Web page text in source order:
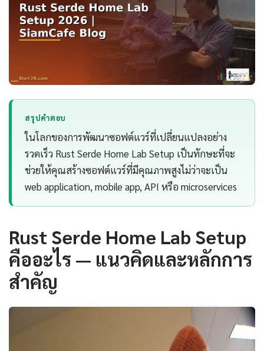
สรุปคำตอบ
ในโลกของการพัฒนาซอฟต์แวร์ที่เปลี่ยนแปลงอย่าง
รวดเร็ว Rust Serde Home Lab Setup เป็นทักษะที่จะ
ช่วยให้คุณสร้างซอฟต์แวร์ที่มีคุณภาพสูงไม่ว่าจะเป็น
web application, mobile app, API หรือ microservices
Rust Serde Home Lab Setup
คืออะไร — แนวคิดและหลักการ
สำคัญ